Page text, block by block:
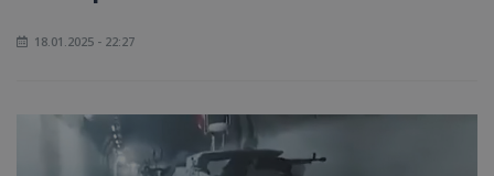
18.01.2025 - 22:27